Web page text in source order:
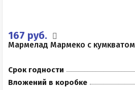
167 руб.
Мармелад Мармеко с
Срок годности
Вложений в коробке